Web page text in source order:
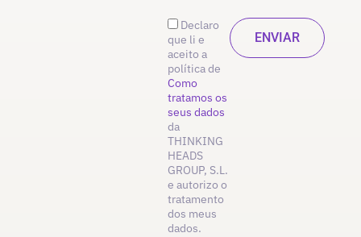
Declaro
que li e
aceito a
política de
Como
tratamos os
seus dados
da
THINKING
HEADS
GROUP, S.L.
e autorizo o
tratamento
dos meus
dados.